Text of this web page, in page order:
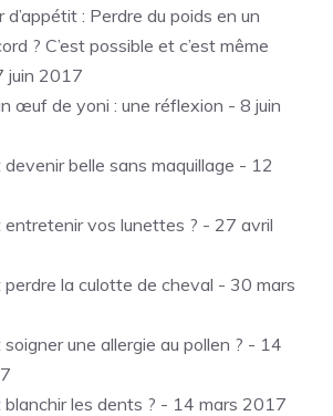
d’appétit : Perdre du poids en un
? C’est possible et c’est même
juin 2017
œuf de yoni : une réflexion - 8 juin
belle sans maquillage - 12
entretenir vos lunettes ? - 27 avril
la culotte de cheval - 30 mars
une allergie au pollen ? - 14
les dents ? - 14 mars 2017